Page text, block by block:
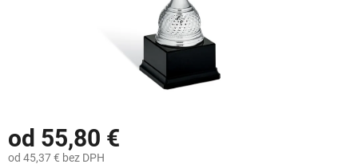
od 55,80 €
od 45,37 € bez DPH